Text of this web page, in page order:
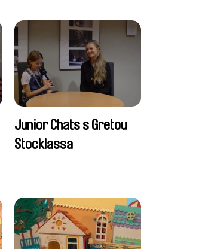
Junior Chats s Gretou
Stocklassa